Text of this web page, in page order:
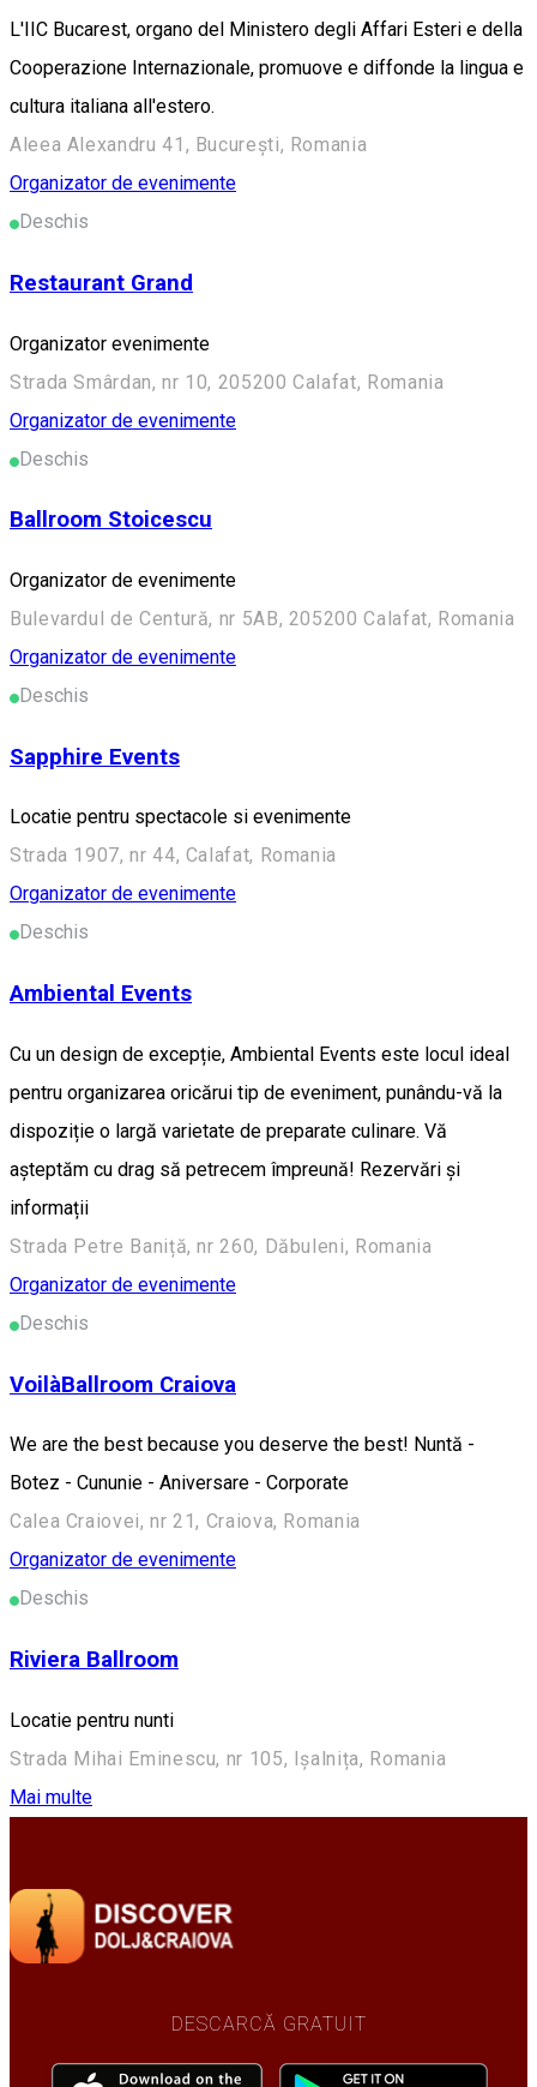
L'IIC Bucarest, organo del Ministero degli Affari Esteri e della
Cooperazione Internazionale, promuove e diffonde la lingua e
cultura italiana all'estero.
Aleea Alexandru 41, București, Romania
Organizator de evenimente
Deschis
Restaurant Grand
Organizator evenimente
Strada Smârdan, nr 10, 205200 Calafat, Romania
Organizator de evenimente
Deschis
Ballroom Stoicescu
Organizator de evenimente
Bulevardul de Centură, nr 5AB, 205200 Calafat, Romania
Organizator de evenimente
Deschis
Sapphire Events
Locatie pentru spectacole si evenimente
Strada 1907, nr 44, Calafat, Romania
Organizator de evenimente
Deschis
Ambiental Events
Cu un design de excepție, Ambiental Events este locul ideal
pentru organizarea oricărui tip de eveniment, punându-vă la
dispoziție o largă varietate de preparate culinare. Vă
așteptăm cu drag să petrecem împreună! Rezervări și
informații
Strada Petre Baniță, nr 260, Dăbuleni, Romania
Organizator de evenimente
Deschis
VoilàBallroom Craiova
We are the best because you deserve the best! Nuntă -
Botez - Cununie - Aniversare - Corporate
Calea Craiovei, nr 21, Craiova, Romania
Organizator de evenimente
Deschis
Riviera Ballroom
Locatie pentru nunti
Strada Mihai Eminescu, nr 105, Ișalnița, Romania
Mai multe
DESCARCĂ GRATUIT